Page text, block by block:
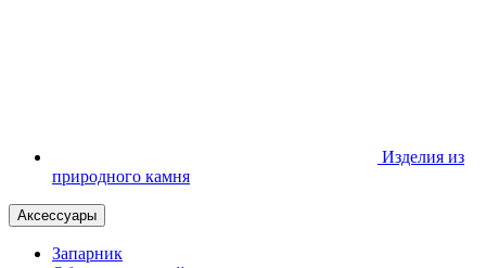
Изделия из
природного камня
Аксессуары
Запарник